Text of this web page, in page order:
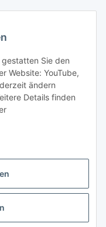
gestatten Sie den
Website: YouTube,
ändern
Details finden